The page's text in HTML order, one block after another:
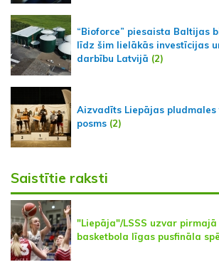
“Bioforce” piesaista Baltijas
līdz šim lielākās investīcijas
darbību Latvijā (2)
Aizvadīts Liepājas
posms (2)
Saistītie raksti
"Liepāja"/LSSS uzvar
basketbola līgas pusfināla